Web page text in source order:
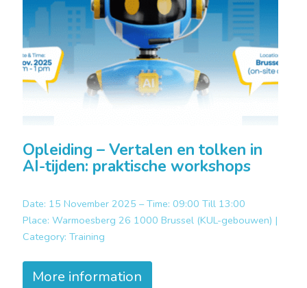
Opleiding – Vertalen en tolken in
AI-tijden: praktische workshops
Date: 15 November 2025 – Time: 09:00 Till 13:00
Place: Warmoesberg 26 1000 Brussel (KUL-gebouwen) |
Category: Training
More information